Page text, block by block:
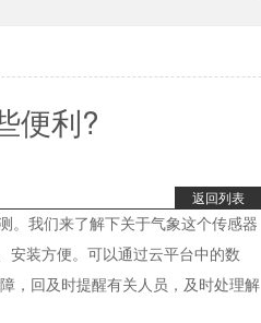
便利?
返回列表
。我们来了解下关于气象这个传感器
安装方便。可以通过云平台中的数
，回及时提醒有关人员，及时处理解